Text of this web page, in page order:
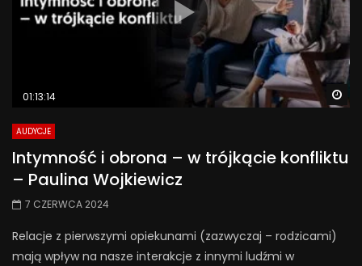
01:13:14
AUDYCJE
Intymność i obrona – w trójkącie konfliktu
– Paulina Wojkiewicz
7 CZERWCA 2024
Relacje z pierwszymi opiekunami (zazwyczaj – rodzicami)
mają wpływ na nasze interakcje z innymi ludźmi w